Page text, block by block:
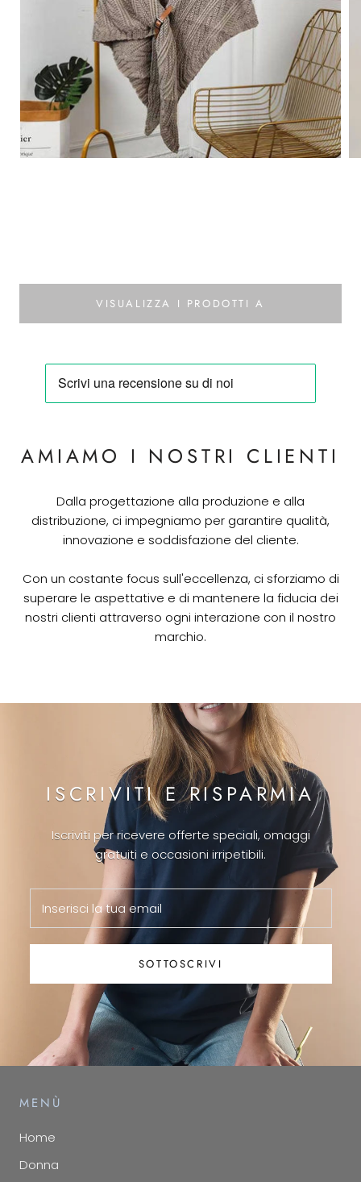
VISUALIZZA I PRODOTTI A
AMIAMO I NOSTRI CLIENTI
Dalla progettazione alla produzione e alla
distribuzione, ci impegniamo per garantire qualità,
innovazione e soddisfazione del cliente.
Con un costante focus sull'eccellenza, ci sforziamo di
superare le aspettative e di mantenere la fiducia dei
nostri clienti attraverso ogni interazione con il nostro
marchio.
ISCRIVITI E RISPARMIA
Iscriviti per ricevere offerte speciali, omaggi
gratuiti e occasioni irripetibili.
SOTTOSCRIVI
MENÙ
Home
Donna